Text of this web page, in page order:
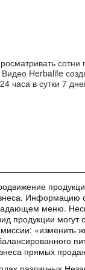
сотни
Herbalife
часа в сутки 7
Информацию с
меню.
продукции могут
«изменить
прямых
–
Вебинар «Digital-
инструменты»
Marketing в котором
ВСЕ о digital-